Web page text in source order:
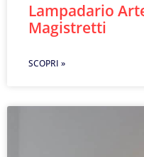
Lampadario
Magistretti
SCOPRI »